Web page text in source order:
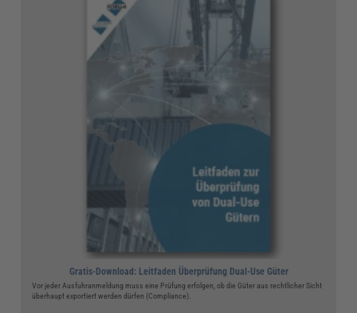
Gratis-Download: Leitfaden Überprüfung Dual-Use Güter
Vor jeder Ausfuhranmeldung muss eine Prüfung erfolgen, ob die Güter aus rechtlicher Sicht
überhaupt exportiert werden dürfen (Compliance).